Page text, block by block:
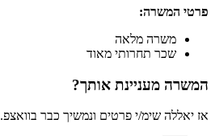
פרטי המשרה:
משרה מלאה
שכר תחרותי מאוד
המשרה מעניינת אותך?
אז יאללה שימ/י פרטים ונמשיך כבר בוואצפ.